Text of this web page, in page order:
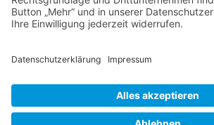
Telefon Service-Team
Tel: 0261-1349 5200
Tel: 0172-546 19 20
Datenschutzerklärung